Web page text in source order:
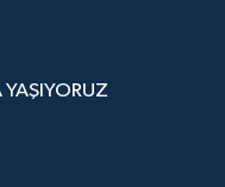
YAŞIYORUZ